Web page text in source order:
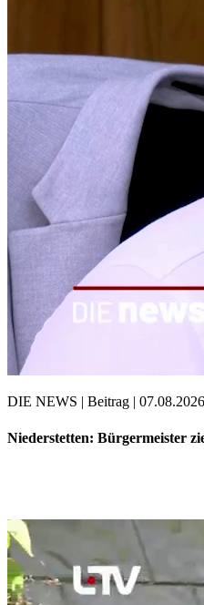
DIE NEWS | Beitrag | 07.08.2026
Niederstetten: Bürgermeister